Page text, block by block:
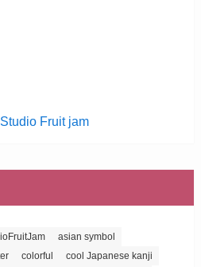
Fruit jam
asian symbol
colorful
cool Japanese kanji